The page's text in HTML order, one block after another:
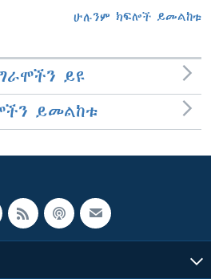
ሁሉንም ክፍሎች ይመልከቱ
ይዩ
ይመልከቱ